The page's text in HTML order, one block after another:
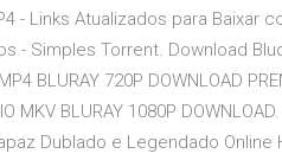
- Links Atualizados para Baixar
- Simples Torrent. Download
BLURAY 720P DOWNLOAD
MKV BLURAY 1080P
Dublado e Legendado Online